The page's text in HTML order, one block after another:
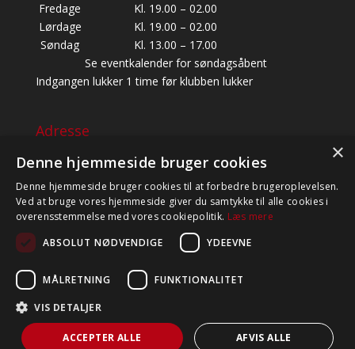
Fredage
Kl. 19.00 – 02.00
Lørdage
Kl. 19.00 – 02.00
Søndag
Kl. 13.00 – 17.00
Se eventkalender for søndagsåbent
Indgangen lukker 1 time før klubben lukker
Adresse
BALDERSBÆKVEJ 22, 1. SAL,
2635 ISHØJ
CVR: 39454947
TELEFON: +45 60 81 82 83 (BESVARES KUN I
×
Denne hjemmeside bruger cookies
Denne hjemmeside bruger cookies til at forbedre brugeroplevelsen.
Ved at bruge vores hjemmeside giver du samtykke til alle cookies i
overensstemmelse med vores cookiepolitik. Læs mere
ABSOLUT NØDVENDIGE
YDEEVNE
MÅLRETNING FUNKTIONALITET
VIS DETALJER
ACCEPTER ALLE AFVIS ALLE